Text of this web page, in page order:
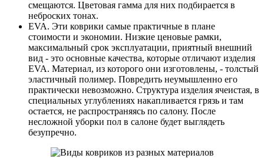
смещаются. Цветовая гамма для них подбирается в
неброских тонах.
EVA. Эти коврики самые практичные в плане
стоимости и экономии. Низкие ценовые рамки,
максимальный срок эксплуатации, приятный внешний
вид - это основные качества, которые отличают изделия
EVA. Материал, из которого они изготовлены, - толстый
эластичный полимер. Повредить неумышленно его
практически невозможно. Структура изделия ячеистая, в
специальных углублениях накапливается грязь и там
остается, не распространяясь по салону. После
несложной уборки пол в салоне будет выглядеть
безупречно.